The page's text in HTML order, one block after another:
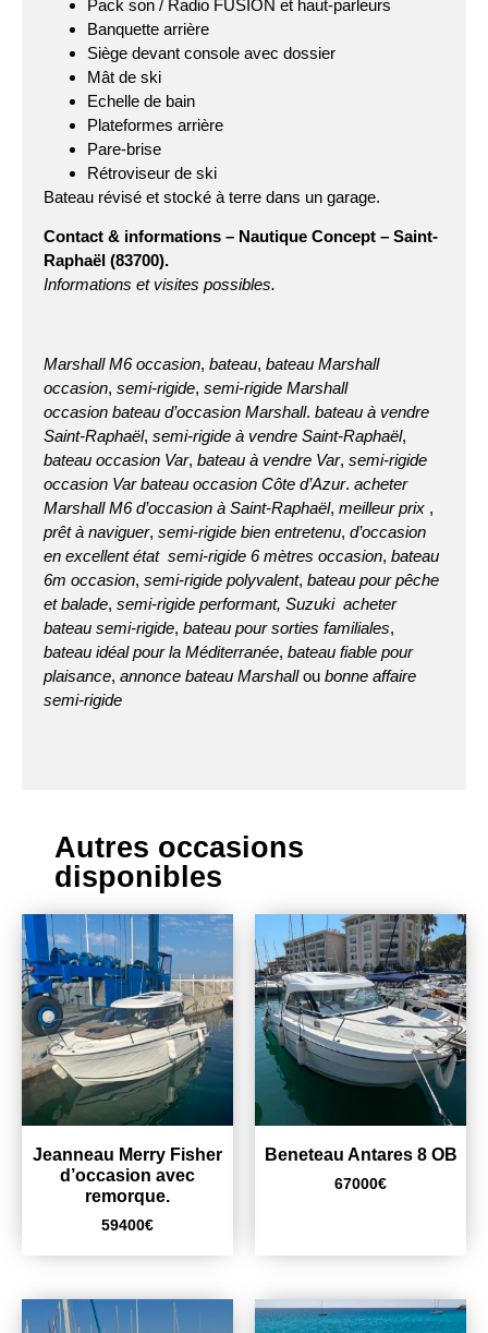
Pack son / Radio FUSION et haut-parleurs
Banquette arrière
Siège devant console avec dossier
Mât de ski
Echelle de bain
Plateformes arrière
Pare-brise
Rétroviseur de ski
Bateau révisé et stocké à terre dans un garage.
Contact & informations – Nautique Concept – Saint-
Raphaël (83700).
Informations et visites possibles.
Marshall M6 occasion, bateau, bateau Marshall
occasion, semi-rigide, semi-rigide Marshall
occasion bateau d’occasion Marshall. bateau à vendre
Saint-Raphaël, semi-rigide à vendre Saint-Raphaël,
bateau occasion Var, bateau à vendre Var, semi-rigide
occasion Var bateau occasion Côte d’Azur. acheter
Marshall M6 d’occasion à Saint-Raphaël, meilleur prix ,
prêt à naviguer, semi-rigide bien entretenu, d’occasion
en excellent état semi-rigide 6 mètres occasion, bateau
6m occasion, semi-rigide polyvalent, bateau pour pêche
et balade, semi-rigide performant, Suzuki acheter
bateau semi-rigide, bateau pour sorties familiales,
bateau idéal pour la Méditerranée, bateau fiable pour
plaisance, annonce bateau Marshallou bonne affaire
semi-rigide
Autres occasions
disponibles
Jeanneau Merry Fisher
d’occasion avec
remorque.
59400€
Beneteau Antares 8 OB
67000€